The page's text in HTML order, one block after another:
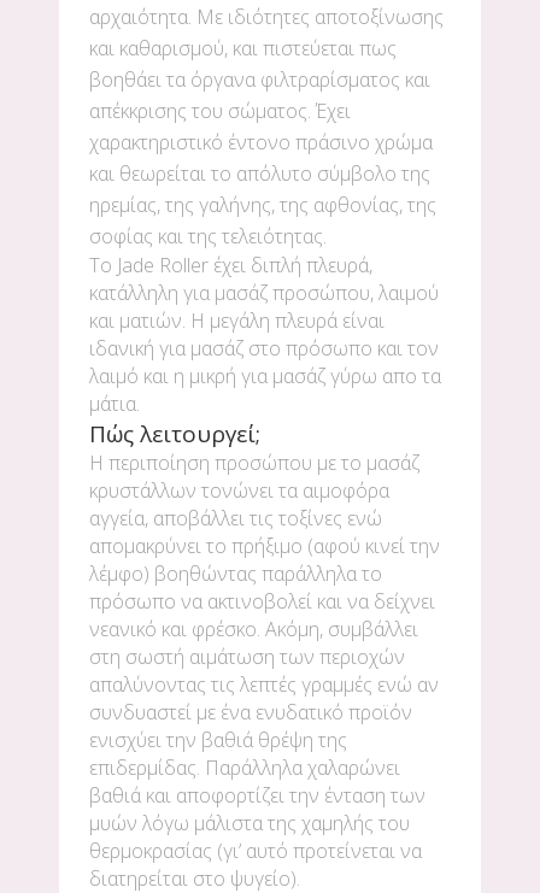
αρχαιότητα. Με ιδιότητες αποτοξίνωσης
και καθαρισμού, και πιστεύεται πως
βοηθάει τα όργανα φιλτραρίσματος και
απέκκρισης του σώματος. Έχει
χαρακτηριστικό έντονο πράσινο χρώμα
και θεωρείται το απόλυτο σύμβολο της
ηρεμίας, της γαλήνης, της αφθονίας, της
σοφίας και της τελειότητας.
Το Jade Roller έχει διπλή πλευρά,
κατάλληλη για μασάζ προσώπου, λαιμού
και ματιών. Η μεγάλη πλευρά είναι
ιδανική για μασάζ στο πρόσωπο και τον
λαιμό και η μικρή για μασάζ γύρω απο τα
μάτια.
Πώς λειτουργεί;
Η περιποίηση προσώπου με το μασάζ
κρυστάλλων τονώνει τα αιμοφόρα
αγγεία, αποβάλλει τις τοξίνες ενώ
απομακρύνει το πρήξιμο (αφού κινεί την
λέμφο) βοηθώντας παράλληλα το
πρόσωπο να ακτινοβολεί και να δείχνει
νεανικό και φρέσκο. Ακόμη, συμβάλλει
στη σωστή αιμάτωση των περιοχών
απαλύνοντας τις λεπτές γραμμές ενώ αν
συνδυαστεί με ένα ενυδατικό προϊόν
ενισχύει την βαθιά θρέψη της
επιδερμίδας. Παράλληλα χαλαρώνει
βαθιά και αποφορτίζει την ένταση των
μυών λόγω μάλιστα της χαμηλής του
θερμοκρασίας (γι’ αυτό προτείνεται να
διατηρείται στο ψυγείο).